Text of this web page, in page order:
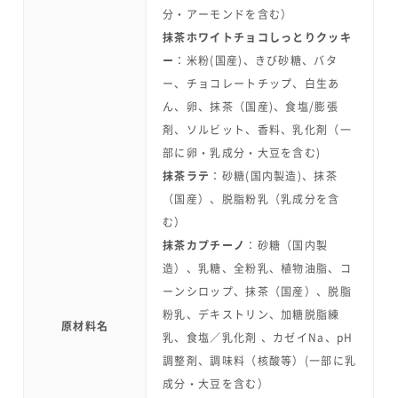
原材料名
分・アーモンドを含む）
抹茶ホワイトチョコしっとりクッキ
ー ：米粉(国産)、きび砂糖、バタ
ー、チョコレートチップ、白生あ
ん、卵、抹茶（国産)、食塩/膨張
剤、ソルビット、香料、乳化剤（一
部に卵・乳成分・大豆を含む)
抹茶ラテ ：砂糖(国内製造)、抹茶
（国産）、脱脂粉乳（乳成分を含
む）
抹茶カプチーノ ：砂糖（国内製
造）、乳糖、全粉乳、植物油脂、コ
ーンシロップ、抹茶（国産）、脱脂
粉乳、デキストリン、加糖脱脂練
乳、食塩／乳化剤 、カゼイNa、pH
調整剤、調味料（核酸等）(一部に乳
成分・大豆を含む）